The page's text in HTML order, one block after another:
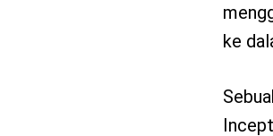
ke